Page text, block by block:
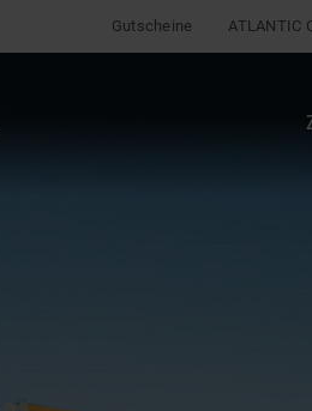
Gutscheine ATLANTIC
Bewertungen